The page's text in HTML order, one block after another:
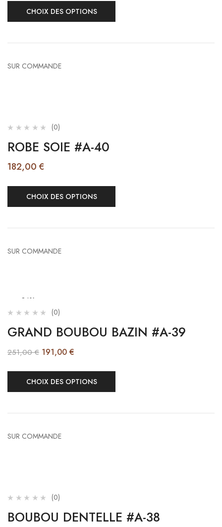
CHOIX DES OPTIONS
SUR COMMANDE
(0)
ROBE SOIE #A-40
182,00 €
CHOIX DES OPTIONS
SUR COMMANDE
-24%
(0)
GRAND BOUBOU BAZIN #A-39
251,00€ 191,00 €
CHOIX DES OPTIONS
SUR COMMANDE
(0)
BOUBOU DENTELLE #A-38